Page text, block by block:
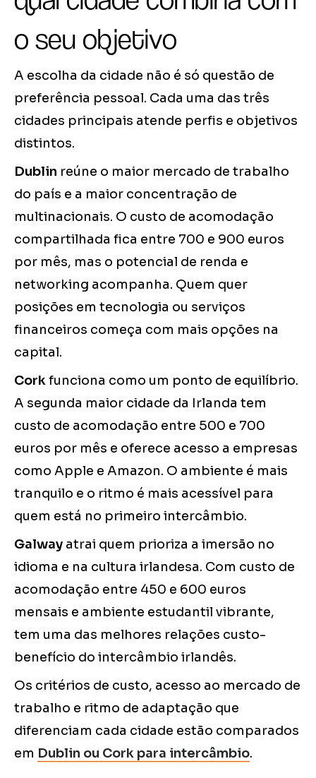
o seu objetivo
A escolha da cidade não é só questão de
preferência pessoal. Cada uma das três
cidades principais atende perfis e objetivos
distintos.
Dublin reúne o maior mercado de trabalho
do país e a maior concentração de
multinacionais. O custo de acomodação
compartilhada fica entre 700 e 900 euros
por mês, mas o potencial de renda e
networking acompanha. Quem quer
posições em tecnologia ou serviços
financeiros começa com mais opções na
capital.
Corkfunciona como um ponto de equilíbrio.
A segunda maior cidade da Irlanda tem
custo de acomodação entre 500 e 700
euros por mês e oferece acesso a empresas
como Apple e Amazon. O ambiente é mais
tranquilo e o ritmo é mais acessível para
quem está no primeiro intercâmbio.
Galway atrai quem prioriza a imersão no
idioma e na cultura irlandesa. Com custo de
acomodação entre 450 e 600 euros
mensais e ambiente estudantil vibrante,
tem uma das melhores relações custo-
benefício do intercâmbio irlandês.
Os critérios de custo, acesso ao mercado de
trabalho e ritmo de adaptação que
diferenciam cada cidade estão comparados
em Dublin ou Cork para intercâmbio.